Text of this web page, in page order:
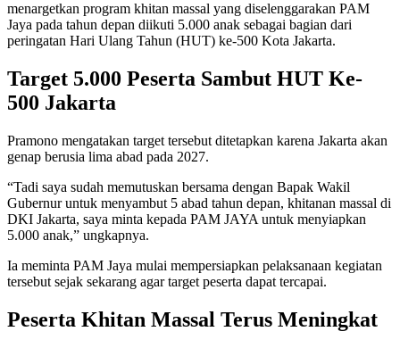
menargetkan program khitan massal yang diselenggarakan PAM
Jaya pada tahun depan diikuti 5.000 anak sebagai bagian dari
peringatan Hari Ulang Tahun (HUT) ke-500 Kota Jakarta.
Target 5.000 Peserta Sambut HUT Ke-
500 Jakarta
Pramono mengatakan target tersebut ditetapkan karena Jakarta akan
genap berusia lima abad pada 2027.
“Tadi saya sudah memutuskan bersama dengan Bapak Wakil
Gubernur untuk menyambut 5 abad tahun depan, khitanan massal di
DKI Jakarta, saya minta kepada PAM JAYA untuk menyiapkan
5.000 anak,” ungkapnya.
Ia meminta PAM Jaya mulai mempersiapkan pelaksanaan kegiatan
tersebut sejak sekarang agar target peserta dapat tercapai.
Peserta Khitan Massal Terus Meningkat